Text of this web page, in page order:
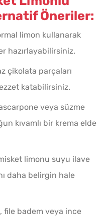
Öneriler:
limon kullanarak
hazırlayabilirsiniz.
çikolata parçaları
katabilirsiniz.
veya süzme
kıvamlı bir krema elde
limonu suyu ilave
daha belirgin hale
file badem veya ince